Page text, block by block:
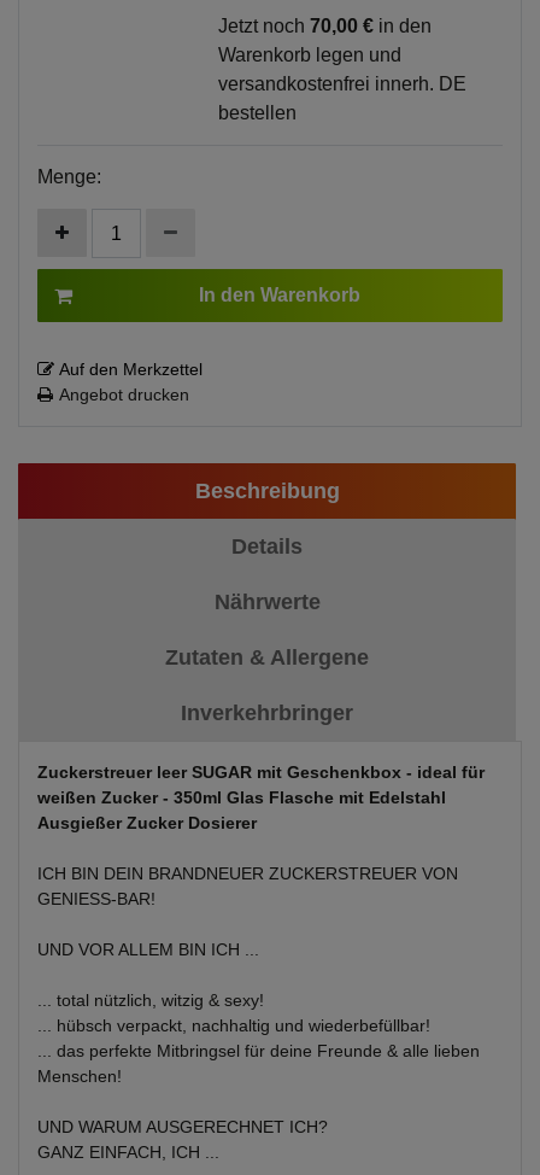
Jetzt noch 70,00 € in den
Warenkorb legen und
versandkostenfrei innerh. DE
bestellen
Menge:
In den Warenkorb
Auf den Merkzettel
Angebot drucken
Beschreibung
Details
Nährwerte
Zutaten & Allergene
Inverkehrbringer
Zuckerstreuer leer SUGAR mit Geschenkbox - ideal für
weißen Zucker - 350ml Glas Flasche mit Edelstahl
Ausgießer Zucker Dosierer
ICH BIN DEIN BRANDNEUER ZUCKERSTREUER VON
GENIESS-BAR!
UND VOR ALLEM BIN ICH ...
... total nützlich, witzig & sexy!
... hübsch verpackt, nachhaltig und wiederbefüllbar!
... das perfekte Mitbringsel für deine Freunde & alle lieben
Menschen!
UND WARUM AUSGERECHNET ICH?
GANZ EINFACH, ICH ...